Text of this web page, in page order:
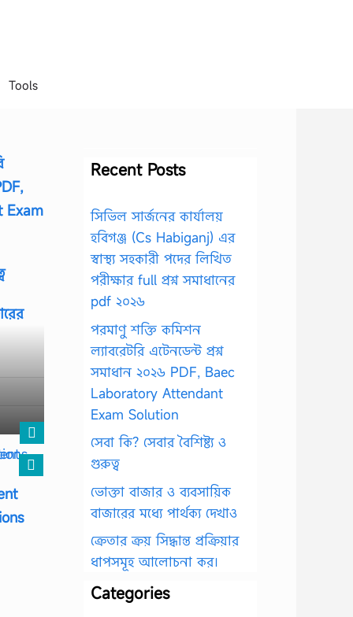
Tools
Exam
Recent Posts
সিভিল সার্জনের কার্যালয়
হবিগঞ্জ (Cs Habiganj) এর
স্বাস্থ্য সহকারী পদের লিখিত
পরীক্ষার full প্রশ্ন সমাধানের
pdf ২০২৬
পরমাণু শক্তি কমিশন
ল্যাবরেটরি এটেনডেন্ট প্রশ্ন
সমাধান ২০২৬ PDF, Baec
Laboratory Attendant
Exam Solution
সেবা কি? সেবার বৈশিষ্ট্য ও
গুরুত্ব
ভোক্তা বাজার ও ব্যবসায়িক
বাজারের মধ্যে পার্থক্য দেখাও
ক্রেতার ক্রয় সিদ্ধান্ত প্রক্রিয়ার
ধাপসমূহ আলোচনা কর।
Categories